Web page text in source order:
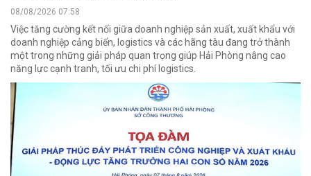
08/08/2026 07:58
Việc tăng cường kết nối giữa doanh nghiệp sản xuất, xuất khẩu với
doanh nghiệp cảng biển, logistics và các hãng tàu đang trở thành
một trong những giải pháp quan trọng giúp Hải Phòng nâng cao
năng lực cạnh tranh, tối ưu chi phí logistics.